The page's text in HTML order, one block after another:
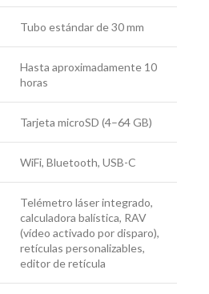
Tubo estándar de 30 mm
Hasta aproximadamente 10
horas
Tarjeta microSD (4–64 GB)
WiFi, Bluetooth, USB-C
Telémetro láser integrado,
calculadora balística, RAV
(vídeo activado por disparo),
retículas personalizables,
editor de retícula